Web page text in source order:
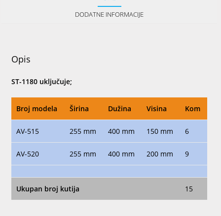
DODATNE INFORMACIJE
Opis
ST-1180 uključuje;
Broj modela Širina Dužina Visina Kom
AV-515 255 mm 400 mm 150 mm 6
AV-520 255 mm 400 mm 200 mm 9
Ukupan broj kutija 15